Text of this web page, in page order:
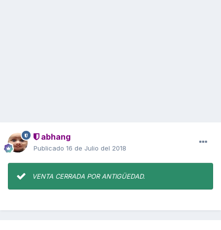
abhang
Publicado 16 de Julio del 2018
VENTA CERRADA POR ANTIGÜEDAD.